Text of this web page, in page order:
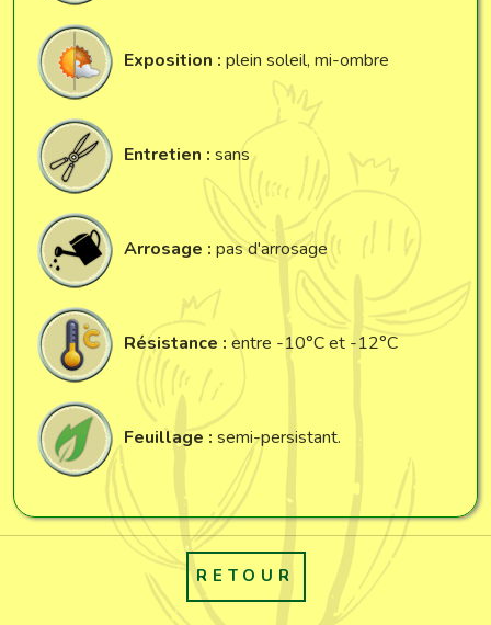
Exposition : plein soleil, mi-ombre
Entretien : sans
Arrosage : pas d'arrosage
Résistance : entre -10°C et -12°C
Feuillage : semi-persistant.
RETOUR